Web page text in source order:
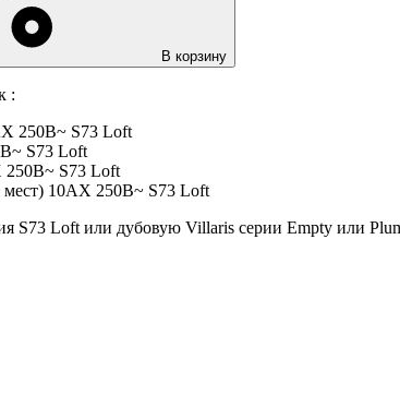
В корзину
:
250В~ S73 Loft
S73 Loft
250В~ S73 Loft
мест) 10AX 250В~ S73 Loft
S73 Loft или дубовую Villaris серии Empty или